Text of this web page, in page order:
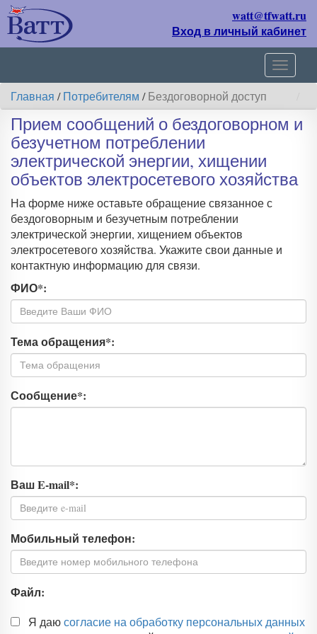
watt@tfwatt.ru
Вход в личный кабинет
Главная / Потребителям / Бездоговорной доступ
Прием сообщений о бездоговорном и
безучетном потреблении
электрической энергии, хищении
объектов электросетевого хозяйства
На форме ниже оставьте обращение связанное с
бездоговорным и безучетным потреблении
электрической энергии, хищением объектов
электросетевого хозяйства. Укажите свои данные и
контактную информацию для связи.
ФИО*:
Тема обращения*:
Сообщение*:
Ваш E-mail*:
Мобильный телефон:
Файл:
Я даюсогласие на обработку персональных данных